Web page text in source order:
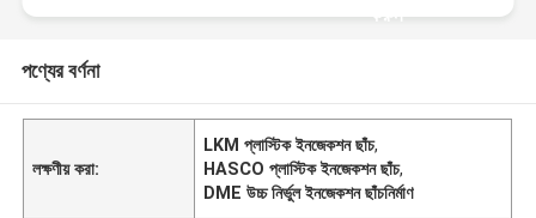
করুন
পণ্যের বর্ণনা
লক্ষণীয় করা:
LKM প্লাস্টিক ইনজেকশন ছাঁচ,
HASCO প্লাস্টিক ইনজেকশন ছাঁচ,
DME উচ্চ নির্ভুল ইনজেকশন ছাঁচনির্মাণ